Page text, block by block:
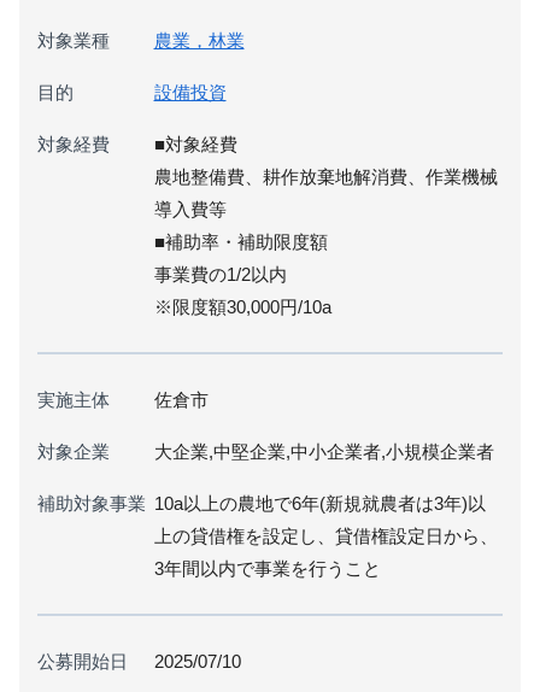
対象業種 農業，林業
目的 設備投資
対象経費
■対象経費
農地整備費、耕作放棄地解消費、作業機械
導入費等
■補助率・補助限度額
事業費の1/2以内
※限度額30,000円/10a
実施主体 佐倉市
対象企業 大企業,中堅企業,中小企業者,小規模企業者
補助対象事業 10a以上の農地で6年(新規就農者は3年)以
上の貸借権を設定し、貸借権設定日から、
3年間以内で事業を行うこと
公募開始日 2025/07/10